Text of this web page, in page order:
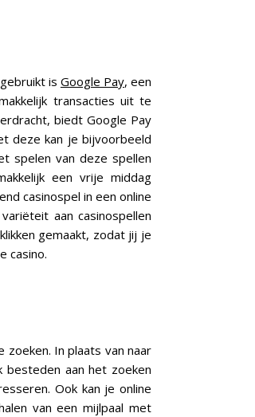
is Google Pay, een
transacties uit te
biedt Google Pay
deze kan je bijvoorbeeld
spelen van deze spellen
een vrije middag
casinospel in een online
aan casinospellen
gemaakt, zodat jij je
casino.
zoeken. In plaats van naar
aan het zoeken
Ook kan je online
van een mijlpaal met